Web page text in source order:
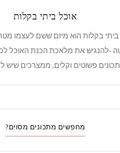
אוכל ביתי בקלות
ביתי בקלות הוא מיזם ששם לעצמו
-להנגיש את מלאכת הכנת האוכל
פשוטים וקלים, ממצרכים שיש
מחפשים מתכונים מסוים?